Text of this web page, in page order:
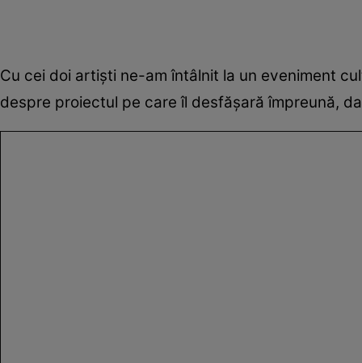
Cu cei doi artiști ne-am întâlnit la un eveniment
despre proiectul pe care îl desfășară împreună,